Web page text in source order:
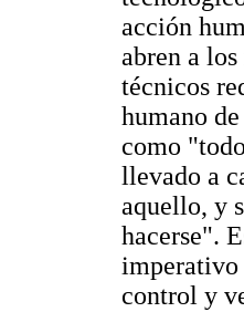
acción
abren a
técnicos
humano
como
llevado a
aquello, y
hacerse".
imperativo
control y